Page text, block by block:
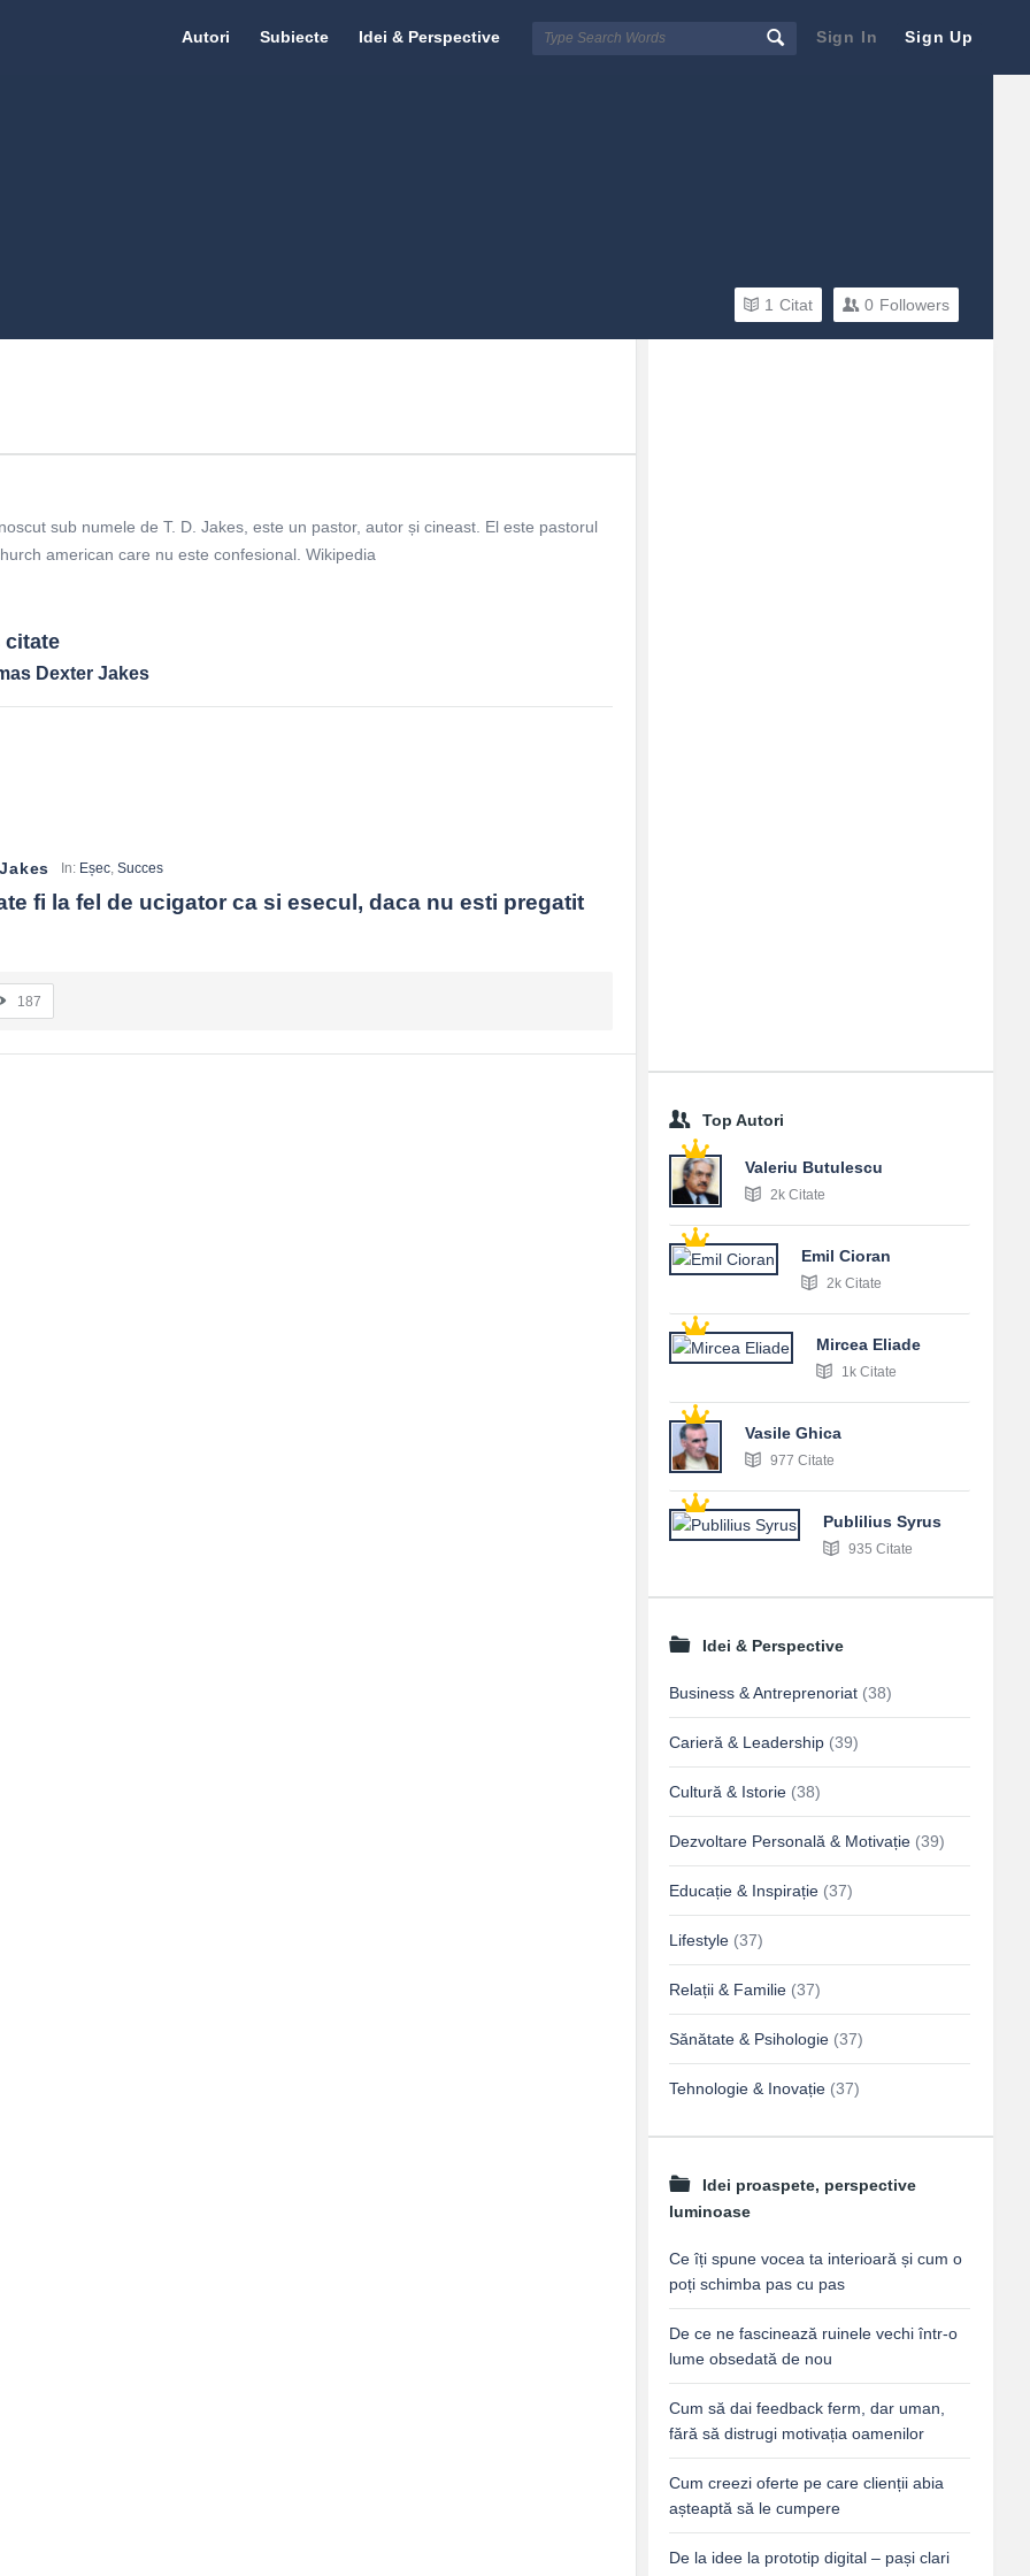
Sign In Sign Up
Citate.ro
Autori Subiecte Idei & Perspective
0 Followers
1 Citat
sub numele de T. D. Jakes, este un pastor, autor și cineast. El este pastorul
american care nu este confesional. Wikipedia
citate
Dexter Jakes
In: Eșec,Succes
fi la fel de ucigator ca si esecul, daca nu esti pregatit
187
Top Autori
Valeriu Butulescu
2k Citate
Emil Cioran
2k Citate
Mircea Eliade
1k Citate
Vasile Ghica
977 Citate
Publilius Syrus
935 Citate
Idei & Perspective
Business & Antreprenoriat (38)
Carieră & Leadership (39)
Cultură & Istorie (38)
Dezvoltare Personală & Motivație (39)
Educație & Inspirație (37)
Lifestyle (37)
Relații & Familie (37)
Sănătate & Psihologie (37)
Tehnologie & Inovație (37)
Idei proaspete, perspective
luminoase
Ce îți spune vocea ta interioară și cum o
poți schimba pas cu pas
De ce ne fascinează ruinele vechi într-o
lume obsedată de nou
Cum să dai feedback ferm, dar uman,
fără să distrugi motivația oamenilor
Cum creezi oferte pe care clienții abia
așteaptă să le cumpere
De la idee la prototip digital – pași clari